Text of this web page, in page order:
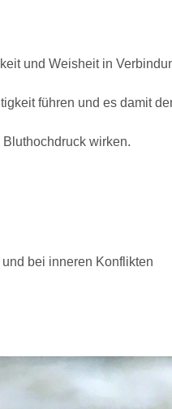
und Weisheit in
führen und es damit
wirken.
bei inneren Konflikten